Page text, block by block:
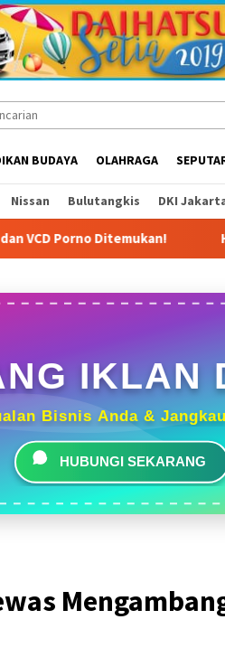
BUDAYA OLAHRAGA
Nissan Bulutangkis DKI
Hoaks Akses TPA
IKLAN
Bisnis Anda &
HUBUNGI SEKARANG